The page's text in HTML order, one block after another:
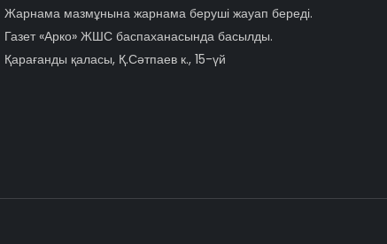
Жарнама мазмұнына жарнама беруші жауап береді.
Газет «Арко» ЖШС баспаханасында басылды.
Қарағанды қаласы, Қ.Сәтпаев к., 15-үй